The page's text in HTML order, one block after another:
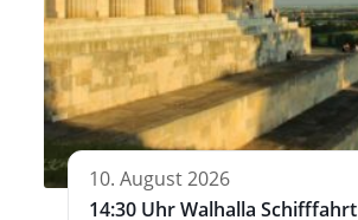
10. August 2026
14:30 Uhr Walhalla Schifffahrt